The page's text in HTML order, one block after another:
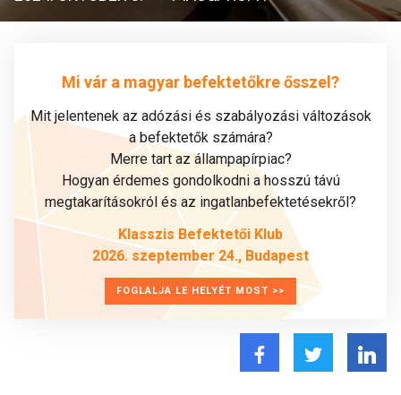
Mi vár a magyar befektetőkre ősszel?
Mit jelentenek az adózási és szabályozási változások
a befektetők számára?
Merre tart az állampapírpiac?
Hogyan érdemes gondolkodni a hosszú távú
megtakarításokról és az ingatlanbefektetésekről?
Klasszis Befektetői Klub
2026. szeptember 24., Budapest
FOGLALJA LE HELYÉT MOST >>